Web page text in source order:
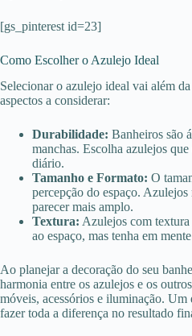
[gs_pinterest id=23]
Como Escolher o Azulejo Ideal
Selecionar o azulejo ideal vai além
aspectos a considerar:
Durabilidade: Banheiros são
manchas. Escolha azulejos
diário.
Tamanho e Formato: O
percepção do espaço.
parecer mais amplo.
Textura: Azulejos com
ao espaço, mas tenha em
Ao planejar a decoração do seu
harmonia entre os azulejos e os
móveis, acessórios e iluminação.
fazer toda a diferença no resultado